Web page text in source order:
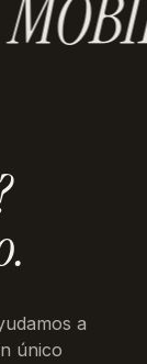
a
único